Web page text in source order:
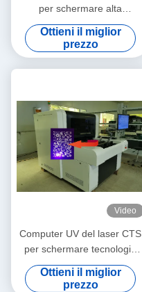
per schermare alta
precisione 900x1000mm del
tessuto
Ottieni il miglior
prezzo
Video
Computer UV del laser CTS
per schermare tecnologia
del DLP di DMD
Ottieni il miglior
prezzo